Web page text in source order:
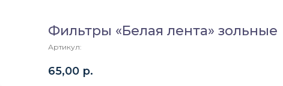
Фильтры «Белая лента» зольные
Артикул:
65,00 р.